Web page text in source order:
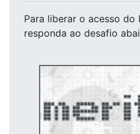
Para liberar o acesso do
responda ao desafio